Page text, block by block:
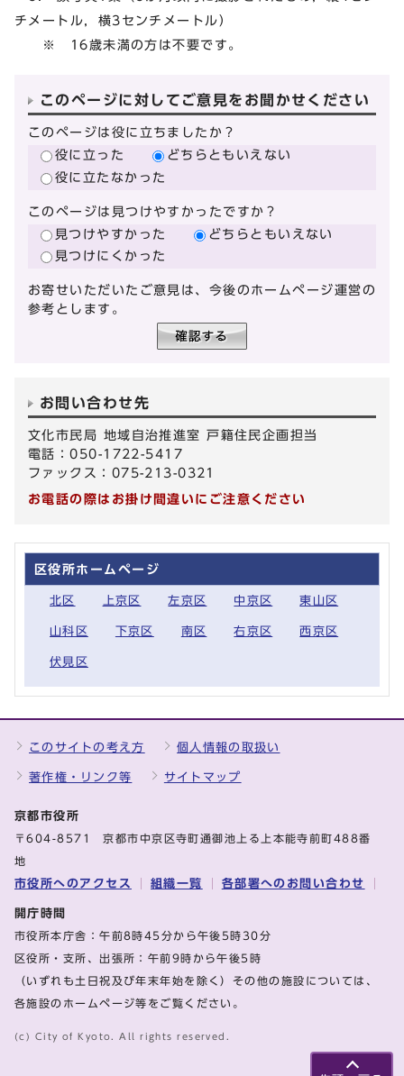
チメートル，横3センチメートル）
※ 16歳未満の方は不要です。
このページに対してご意見をお聞かせください
このページは役に立ちましたか？
役に立った
どちらともいえない
役に立たなかった
このページは見つけやすかったですか？
見つけやすかった
どちらともいえない
見つけにくかった
お寄せいただいたご意見は、今後のホームページ運営の
参考とします。
お問い合わせ先
文化市民局 地域自治推進室 戸籍住民企画担当
電話：050-1722-5417
ファックス：075-213-0321
お電話の際はお掛け間違いにご注意ください
区役所ホームページ
北区 上京区 左京区 中京区 東山区
山科区 下京区 南区 右京区 西京区
伏見区
このサイトの考え方 個人情報の取扱い
著作権・リンク等 サイトマップ
京都市役所
〒604-8571 京都市中京区寺町通御池上る上本能寺前町488番
地
市役所へのアクセス 組織一覧 各部署へのお問い合わせ
開庁時間
市役所本庁舎：午前8時45分から午後5時30分
区役所・支所、出張所：午前9時から午後5時
（いずれも土日祝及び年末年始を除く）その他の施設については、
各施設のホームページ等をご覧ください。
(c) City of Kyoto. All rights reserved.